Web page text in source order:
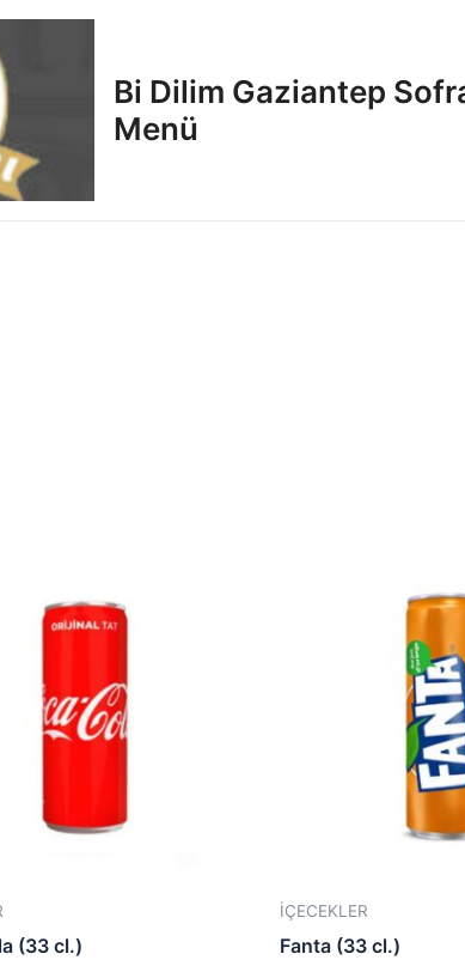
Bi Dilim Gaziantep
Menü
(33 cl.)
İÇECEKLER
Fanta (33 cl.)